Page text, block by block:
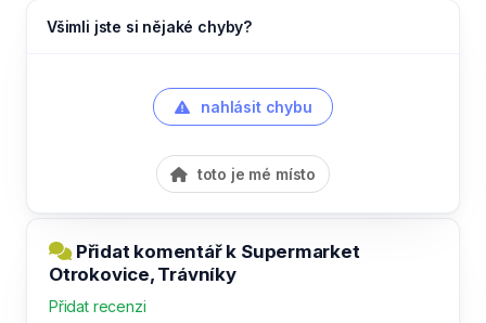
Všimli jste si nějaké chyby?
nahlásit chybu
toto je mé místo
Přidat komentář k Supermarket
Otrokovice, Trávníky
Přidat recenzi